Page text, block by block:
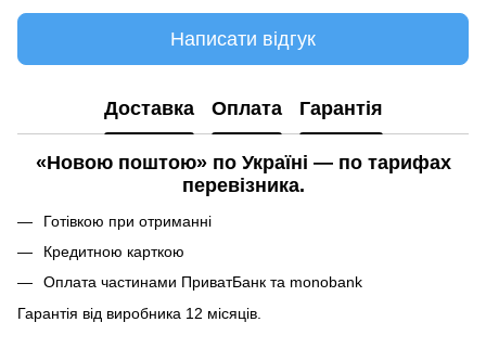
Написати відгук
Доставка Оплата Гарантія
«Новою поштою» по Україні — по тарифах
перевізника.
Готівкою при отриманні
Кредитною карткою
Оплата частинами ПриватБанк та monobank
Гарантія від виробника 12 місяців.